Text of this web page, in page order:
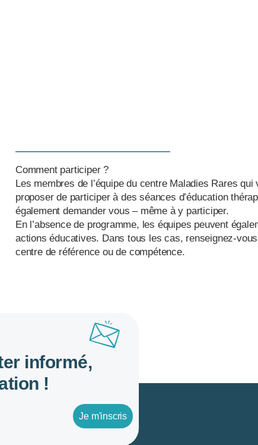
Comment participer ?
Les membres de l’équipe du centre Maladies Rares
proposer de participer à des séances d’éducation
également demander vous – même à y participer.
En l’absence de programme, les équipes peuvent
actions éducatives. Dans tous les cas, renseignez-
centre de référence ou de compétence.
informé,
!
Je m'inscris